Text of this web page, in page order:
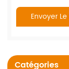
Catégories